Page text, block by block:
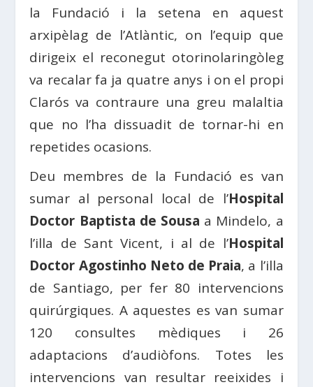
la Fundació i la setena en aquest
arxipèlag de l’Atlàntic, on l’equip que
dirigeix ​​el reconegut otorinolaringòleg
va recalar fa ja quatre anys i on el propi
Clarós va contraure una greu malaltia
que no l’ha dissuadit de tornar-hi en
repetides ocasions.
Deu membres de la Fundació es van
sumar al personal local de l’Hospital
Doctor Baptista de Sousa a Mindelo, a
l’illa de Sant Vicent, i al de l’Hospital
Doctor Agostinho Neto de Praia, a l’illa
de Santiago, per fer 80 intervencions
quirúrgiques. A aquestes es van sumar
120 consultes mèdiques i 26
adaptacions d’audiòfons. Totes les
intervencions van resultar reeixides i